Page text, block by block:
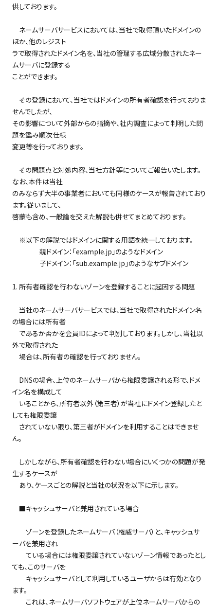
供しております。
ネームサーバサービスにおいては、当社で取得頂いたドメインの
ほか、他のレジスト
ラで取得されたドメイン名を、当社の管理する広域分散されたネー
ムサーバに登録する
ことができます。
その登録において、当社ではドメインの所有者確認を行っておりま
せんでしたが、
その影響について外部からの指摘や、社内調査によって判明した問
題を鑑み順次仕様
変更等を行っております。
その問題点と対処内容、当社方針等についてご報告いたします。
なお、本件は当社
のみならず大半の事業者においても同様のケースが報告されており
ます。従いまして、
啓蒙も含め、一般論を交えた解説も併せてまとめております。
※以下の解説ではドメインに関する用語を統一しております。
親ドメイン：「example.jp」のようなドメイン
子ドメイン：「sub.example.jp」のようなサブドメイン
1. 所有者確認を行わないゾーンを登録することに起因する問題
当社のネームサーバサービスでは、当社で取得されたドメイン名
の場合には所有者
であるか否かを会員IDによって判別しております。しかし、当社以
外で取得された
場合は、所有者の確認を行っておりません。
DNSの場合、上位のネームサーバから権限委譲される形で、ドメ
イン名を構成して
いることから、所有者以外（第三者）が当社にドメイン登録したと
しても権限委譲
されていない限り、第三者がドメインを利用することはできませ
ん。
しかしながら、所有者確認を行わない場合にいくつかの問題が発
生するケースが
あり、ケースごとの解説と当社の状況を以下に示します。
■キャッシュサーバと兼用されている場合
ゾーンを登録したネームサーバ（権威サーバ）と、キャッシュサ
ーバを兼用され
ている場合には権限委譲されていないゾーン情報であったとし
ても、このサーバを
キャッシュサーバとして利用しているユーザからは有効となり
ます。
これは、ネームサーバソフトウェアが上位ネームサーバからの